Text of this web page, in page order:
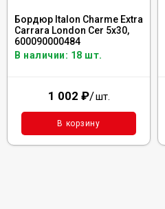
Бордюр Italon Charme Extra
Carrara London Cer 5x30,
600090000484
В наличии: 18 шт.
1 002 ₽/шт.
В корзину